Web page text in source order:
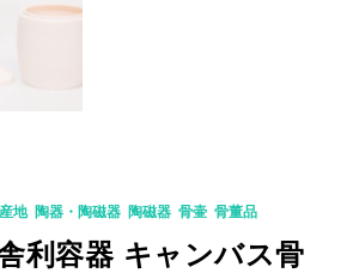
地, 陶器・陶磁器 陶磁器 骨壷 骨董品
利容器 キャンバス骨